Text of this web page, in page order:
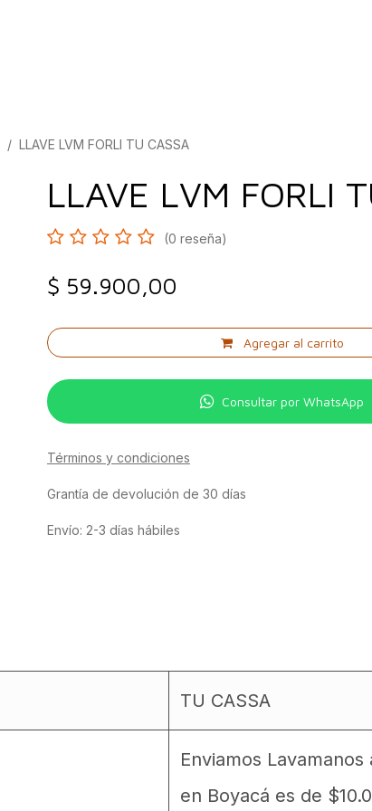
LLAVE LVM FORLI TU CASSA
LLAVE LVM FORLI
(0 reseña)
$ 59.900,00
Agregar al carrito
Consultar por WhatsApp
Términos y condiciones
Grantía de devolución de 30 días
Envío: 2-3 días hábiles
TU CASSA
Enviamos
en Boyacá es de